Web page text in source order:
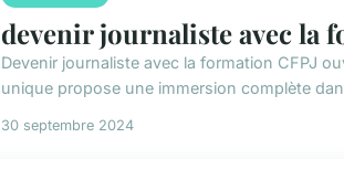
devenir journaliste avec la
Devenir journaliste avec la formation CFPJ
unique propose une immersion complète
30 septembre 2024